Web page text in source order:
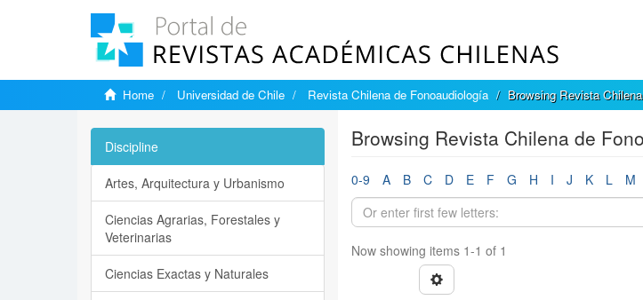
Home Universidad de Chile Revista Chilena de Fonoaudiología Browsing Revista
Browsing Revista Chilena de
0-9 A B C D E F G H I J K L M
Now showing items 1-1 of 1
Discipline
Artes, Arquitectura y Urbanismo
Ciencias Agrarias, Forestales y
Veterinarias
Ciencias Exactas y Naturales